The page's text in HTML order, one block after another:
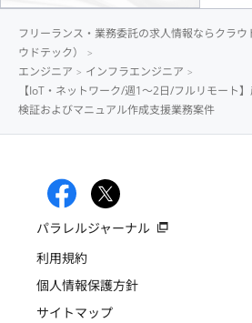
フリーランス・業務委託の求人情報ならクラ
ウドテック）
エンジニア
インフラエンジニア
【IoT・ネットワーク/週1〜2日/フルリモート
検証およびマニュアル作成支援業務案件
パラレルジャーナル
利用規約
個人情報保護方針
サイトマップ